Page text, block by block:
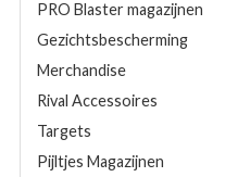
PRO Blaster magazijnen
Gezichtsbescherming
Merchandise
Rival Accessoires
Targets
Pijltjes Magazijnen